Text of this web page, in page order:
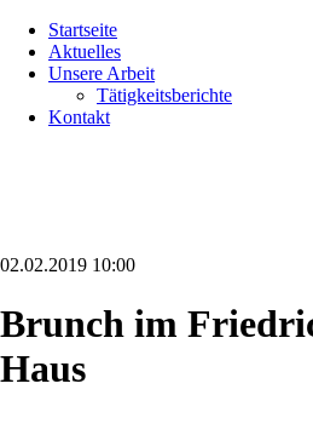
überspringen
Startseite
Aktuelles
Unsere Arbeit
Tätigkeitsberichte
Kontakt
02.02.2019 10:00
Brunch im
Haus